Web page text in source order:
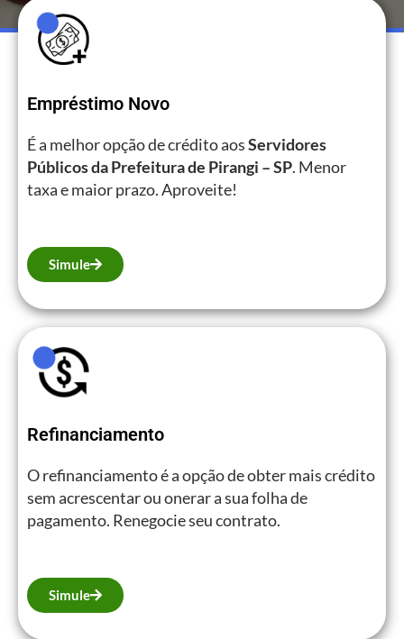
Empréstimo Novo
É a melhor opção de crédito aosServidores
Públicos da Prefeitura de Pirangi – SP. Menor
taxa e maior prazo. Aproveite!
Simule
Refinanciamento
O refinanciamento é a opção de obter mais crédito
sem acrescentar ou onerar a sua folha de
pagamento. Renegocie seu contrato.
Simule